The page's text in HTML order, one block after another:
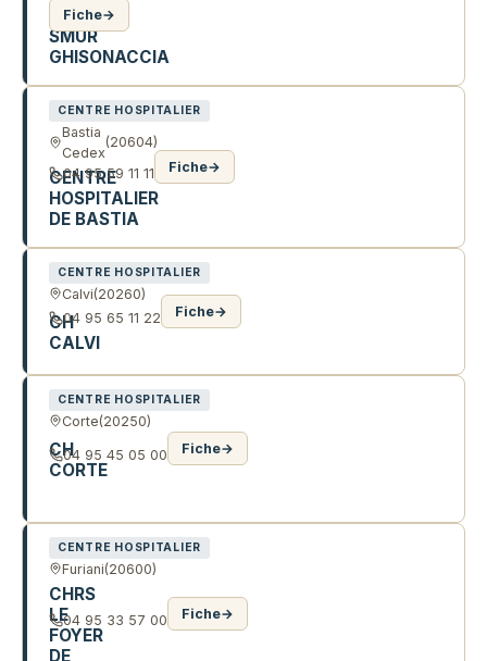
ANTENNE
SMUR
GHISONACCIA
Fiche→
CENTRE HOSPITALIER
Bastia
Cedex
(20604)
CENTRE
HOSPITALIER
DE BASTIA
04 95 59 11 11 Fiche→
CENTRE HOSPITALIER
Calvi(20260)
CH
CALVI
04 95 65 11 22 Fiche→
CENTRE HOSPITALIER
Corte(20250)
CH
CORTE
04 95 45 05 00 Fiche→
CENTRE HOSPITALIER
Furiani(20600)
CHRS
LE
FOYER
DE
04 95 33 57 00 Fiche→